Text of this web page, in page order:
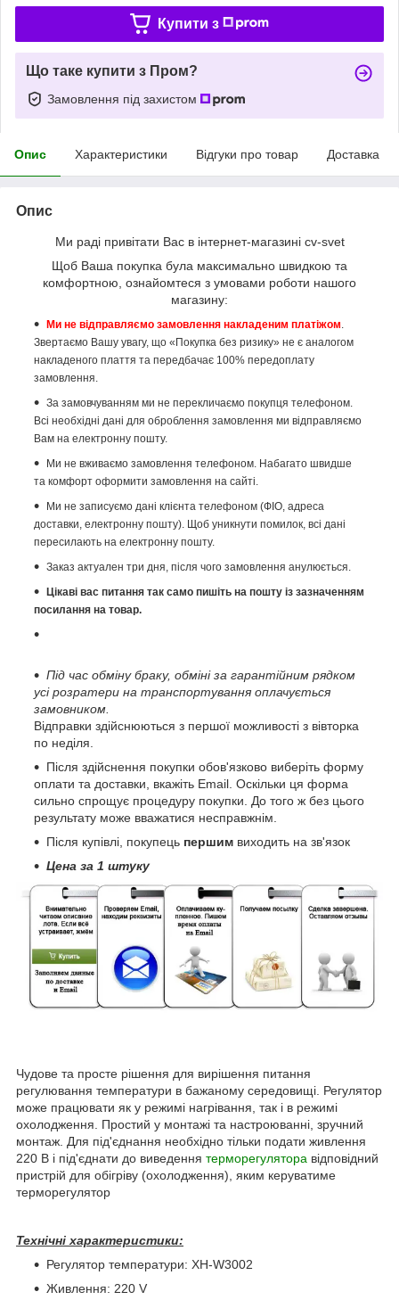
Купити з
Що таке купити з Пром?
Замовлення під захистом
Опис Характеристики Відгуки про товар Доставка
Опис
Ми раді привітати Вас в інтернет-магазині cv-svet
Щоб Ваша покупка була максимально швидкою та
комфортною, ознайомтеся з умовами роботи нашого
магазину:
Ми не відправляємо замовлення накладеним платіжом
Звертаємо Вашу увагу, що «Покупка без ризику» не є аналогом
накладеного плаття та передбачає 100% передоплату
замовлення.
За замовчуванням ми не перекличаємо покупця телефоном.
Всі необхідні дані для оброблення замовлення ми відправляємо
Вам на електронну пошту.
Ми не вживаємо замовлення телефоном. Набагато швидше
та комфорт оформити замовлення на сайті.
Ми не записуємо дані клієнта телефоном (ФІО, адреса
доставки, електронну пошту). Щоб уникнути помилок, всі дані
пересилають на електронну пошту.
Заказ актуален три дня, після чого замовлення анулюється.
Цікаві вас питання так само пишіть на пошту із зазначенням
посилання на товар.
Під час обміну браку, обміні за гарантійним рядком
усі розратери на транспортування оплачується
замовником.
Відправки здійснюються з першої можливості з вівторка
по неділя.
Після здійснення покупки обов'язково виберіть форму
оплати та доставки, вкажіть Email. Оскільки ця форма
сильно спрощує процедуру покупки. До того ж без цього
результату може вважатися несправжнім.
Після купівлі, покупець першим виходить на зв'язок
Цена за 1 штуку
Чудове та просте рішення для вирішення питання
регулювання температури в бажаному середовищі. Регулятор
може працювати як у режимі нагрівання, так і в режимі
охолодження. Простий у монтажі та настроюванні, зручний
монтаж. Для під'єднання необхідно тільки подати живлення
220 В і під'єднати до виведення терморегулятора відповідний
пристрій для обігріву (охолодження), яким керуватиме
терморегулятор
Технічні характеристики:
Регулятор температури: XH-W3002
Живлення: 220 V